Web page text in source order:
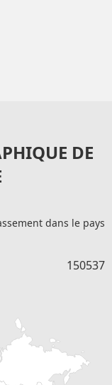
DE
dans le pays
150537